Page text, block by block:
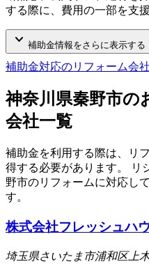
する際に、費用の一部を支援
keyboard_arrow_down 補助金情報をさらに表示する
補助金対応のリフォーム会
神奈川県秦野市の
会社一覧
補助金を利用する際は、リ
得する必要があります。 リ
野市のリフォームに対応し
す。
株式会社フレッシュハ
埼玉県さいたま市浦和区上